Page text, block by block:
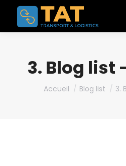
3. Blog list
Vous êtes ici :
Accueil Blog list 3.